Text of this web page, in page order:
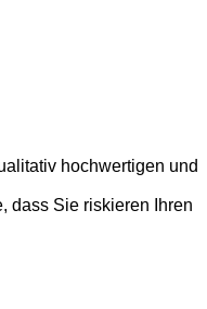
hochwertigen und
dass Sie riskieren Ihren